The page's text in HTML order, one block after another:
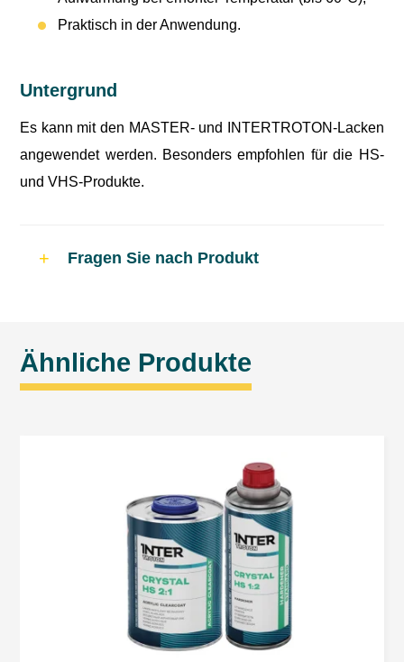
Praktisch in der Anwendung.
Untergrund
Es kann mit den MASTER- und INTERTROTON-Lacken
angewendet werden. Besonders empfohlen für die HS-
und VHS-Produkte.
Fragen Sie nach Produkt
Ähnliche Produkte